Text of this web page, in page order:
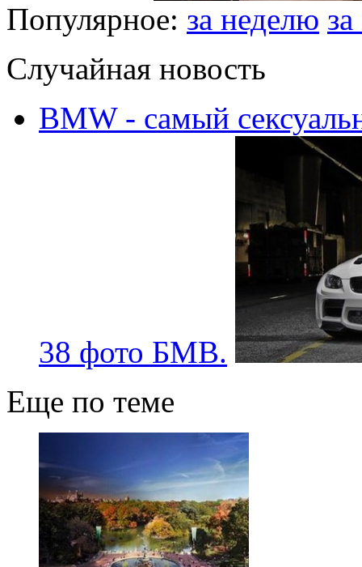
Популярное: за неделю
Случайная новость
BMW - самый
38 фото БМВ.
Еще по теме